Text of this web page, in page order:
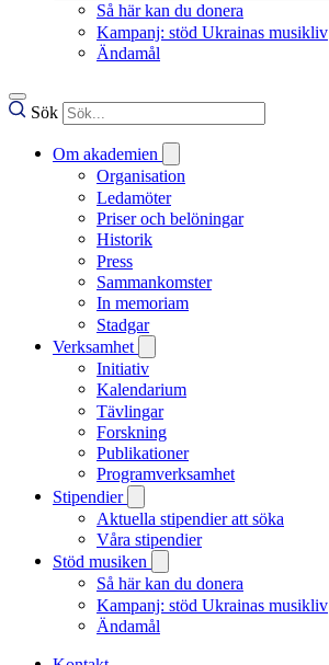
Så här kan du donera
Kampanj: stöd Ukrainas musikliv
Ändamål
Sök
Om akademien
Organisation
Ledamöter
Priser och belöningar
Historik
Press
Sammankomster
In memoriam
Stadgar
Verksamhet
Initiativ
Kalendarium
Tävlingar
Forskning
Publikationer
Programverksamhet
Stipendier
Aktuella stipendier att söka
Våra stipendier
Stöd musiken
Så här kan du donera
Kampanj: stöd Ukrainas musikliv
Ändamål